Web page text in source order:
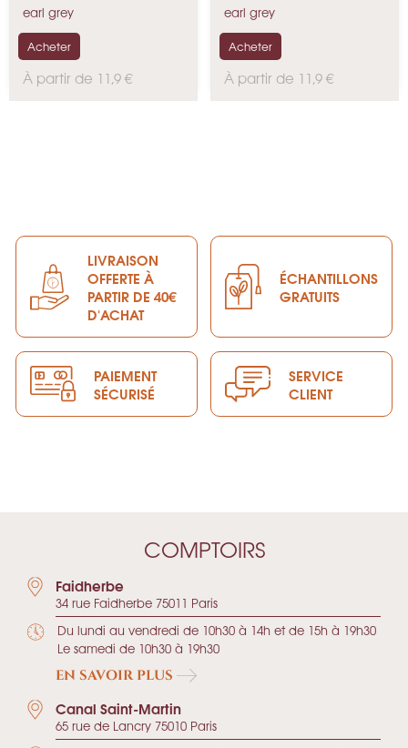
earl grey
P
À partir de 11,9 €
Acheter
Parfum Bio
earl grey
P
À partir de 11,9 €
Acheter
LIVRAISON
OFFERTE À
PARTIR DE 40€
D'ACHAT
ÉCHANTILLONS
GRATUITS
PAIEMENT
SÉCURISÉ
SERVICE
CLIENT
COMPTOIRS
Faidherbe
34 rue Faidherbe 75011 Paris
Du lundi au vendredi de 10h30 à 14h et de 15h à 19h30
Le samedi de 10h30 à 19h30
EN SAVOIR PLUS
Canal Saint-Martin
65 rue de Lancry 75010 Paris